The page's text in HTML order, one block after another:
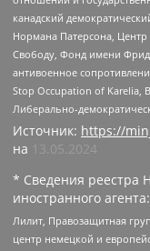
канадский
Нормана Патерсона,
Свободу, Фонд имени
антивоенное
Stop Occupation of Karelia,
Либерально-
Источник: https://
на
13.05.2024
* Сведения
иностранного агента:
Лилит, Правозащитная
центр немецкой и